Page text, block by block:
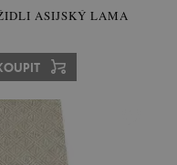
ASIJSKÝ LAMA